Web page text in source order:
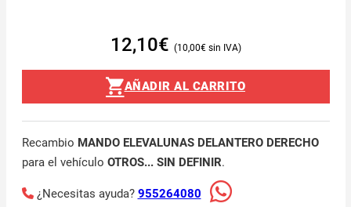
12,10€ 10,00€
AÑADIR AL CARRITO
Recambio MANDO ELEVALUNAS DELANTERO DERECHO
para el vehículo OTROS... SIN DEFINIR.
¿Necesitas ayuda? 955264080